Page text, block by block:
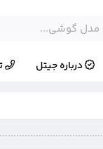
درباره جیتل